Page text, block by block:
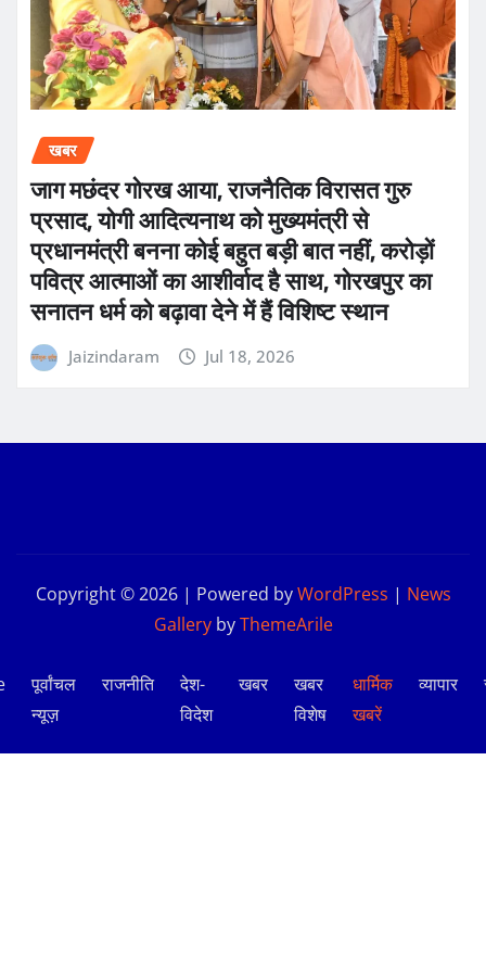
खबर
जाग मछंदर गोरख आया, राजनैतिक विरासत गुरु
प्रसाद, योगी आदित्यनाथ को मुख्यमंत्री से
प्रधानमंत्री बनना कोई बहुत बड़ी बात नहीं, करोड़ों
पवित्र आत्माओं का आशीर्वाद है साथ, गोरखपुर का
सनातन धर्म को बढ़ावा देने में हैं विशिष्ट स्थान
Jaizindaram Jul 18, 2026
Copyright © 2026 | Powered byWordPress | News
GallerybyThemeArile
पूर्वांचल
न्यूज़
राजनीति
देश-
विदेश
खबर
खबर
विशेष
धार्मिक
खबरें
व्यापार